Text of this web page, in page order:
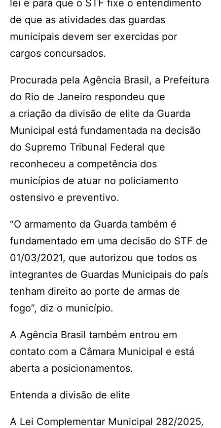
lei e para que o STF fixe o entendimento
de que as atividades das guardas
municipais devem ser exercidas por
cargos concursados.
Procurada pela Agência Brasil, a Prefeitura
do Rio de Janeiro respondeu que
a criação da divisão de elite da Guarda
Municipal está fundamentada na decisão
do Supremo Tribunal Federal que
reconheceu a competência dos
municípios de atuar no policiamento
ostensivo e preventivo.
“O armamento da Guarda também é
fundamentado em uma decisão do STF de
01/03/2021, que autorizou que todos os
integrantes de Guardas Municipais do país
tenham direito ao porte de armas de
fogo”, diz o município.
A Agência Brasil também entrou em
contato com a Câmara Municipal e está
aberta a posicionamentos.
Entenda a divisão de elite
A Lei Complementar Municipal 282/2025,